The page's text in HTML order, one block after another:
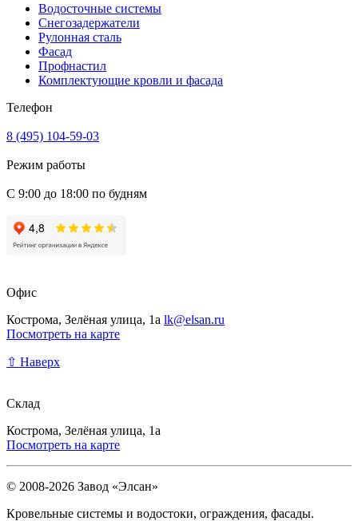
Водосточные системы
Снегозадержатели
Рулонная сталь
Фасад
Профнастил
Комплектующие кровли и фасада
Телефон
8 (495) 104-59-03
Режим работы
С 9:00 до 18:00 по будням
Офис
Кострома, Зелёная улица, 1а lk@elsan.ru
Посмотреть на карте
⇧ Наверх
Склад
Кострома, Зелёная улица, 1а
Посмотреть на карте
© 2008-2026 Завод «Элсан»
Кровельные системы и водостоки, ограждения, фасады.